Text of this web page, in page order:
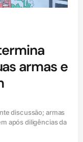
armas e
discussão; armas
após diligências da